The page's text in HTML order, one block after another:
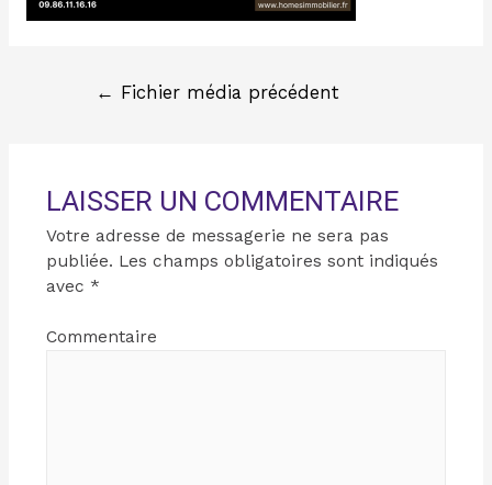
← Fichier média précédent
LAISSER UN COMMENTAIRE
Votre adresse de messagerie ne sera pas
publiée. Les champs obligatoires sont indiqués
avec *
Commentaire